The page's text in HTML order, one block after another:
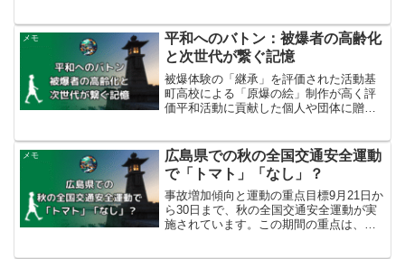
で逮捕されました。事件の発覚は、「男
同士でも...
メモ
平和へのバトン：被爆者の高齢化
と次世代が繋ぐ記憶
被爆体験の「継承」を評価された活動基
町高校による「原爆の絵」制作が高く評
価平和活動に貢献した個人や団体に贈ら
た。この賞は、被爆者支援に尽力した
故・谷本清牧師の遺志を継ぎ、...
メモ
広島県での秋の全国交通安全運動
で「トマト」「なし」？
事故増加傾向と運動の重点目標9月21日か
ら30日まで、秋の全国交通安全運動が実
施されています。この期間の重点は、歩